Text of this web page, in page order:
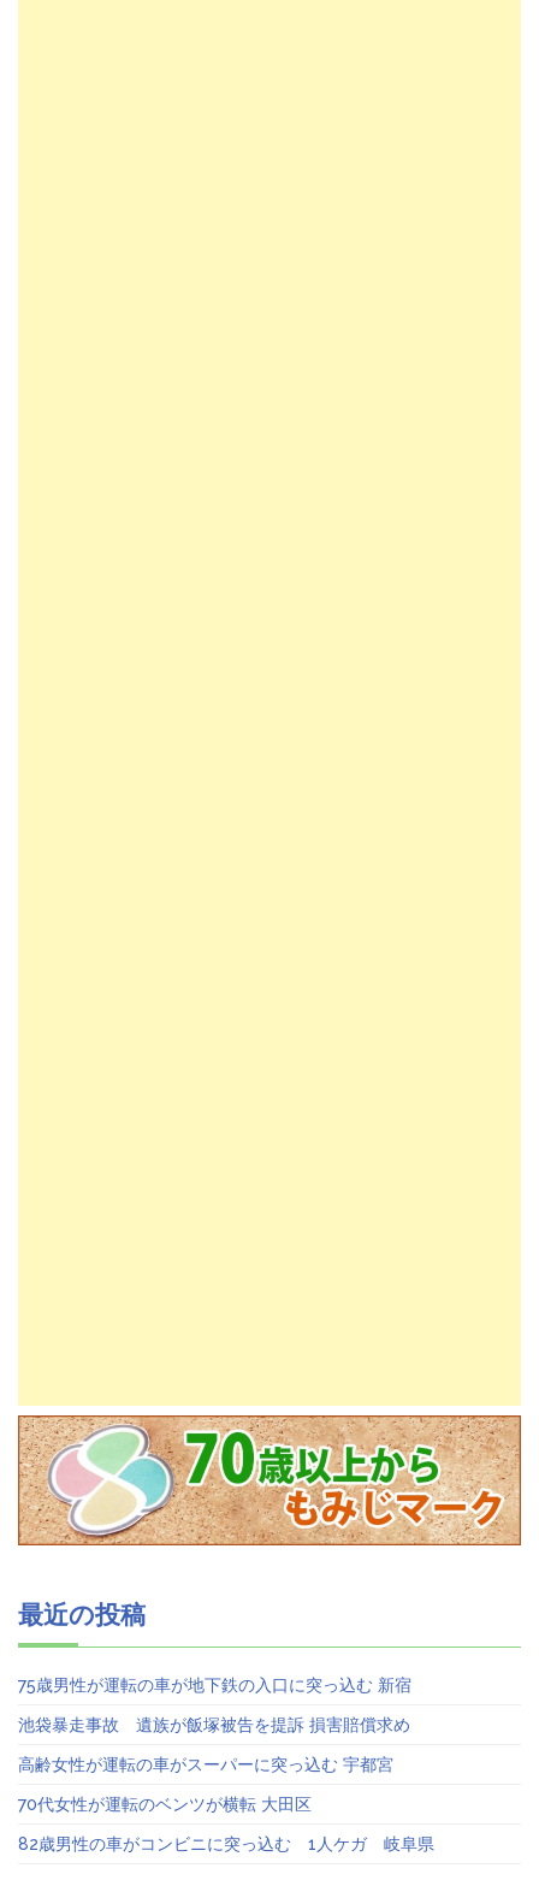
最近の投稿
75歳男性が運転の車が地下鉄の入口に突っ込む 新宿
池袋暴走事故 遺族が飯塚被告を提訴 損害賠償求め
高齢女性が運転の車がスーパーに突っ込む 宇都宮
70代女性が運転のベンツが横転 大田区
82歳男性の車がコンビニに突っ込む 1人ケガ 岐阜県